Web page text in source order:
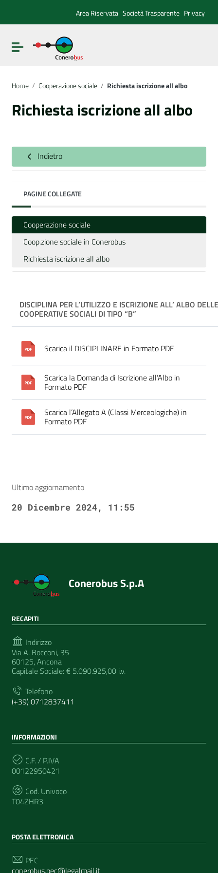
Vai al menu di navigazione
Vai al footer
Area Riservata Società Trasparente Privacy
Attiva / disattiva la navigazione
Home / Cooperazione sociale / Richiesta iscrizione all albo
Richiesta iscrizione all albo
Indietro
PAGINE COLLEGATE
Cooperazione sociale
Coop.zione sociale in Conerobus
Richiesta iscrizione all albo
DISCIPLINA PER L’UTILIZZO E ISCRIZIONE ALL’ ALBO DELLE
COOPERATIVE SOCIALI DI TIPO “B”
Scarica il DISCIPLINARE in Formato PDF
Scarica la Domanda di Iscrizione all’Albo in
Formato PDF
Scarica l’Allegato A (Classi Merceologiche) in
Formato PDF
Ultimo aggiornamento
20 Dicembre 2024, 11:55
Conerobus S.p.A
RECAPITI
Indirizzo
Via A. Bocconi, 35
60125, Ancona
Capitale Sociale: € 5.090.925,00 i.v.
Telefono
(+39) 0712837411
INFORMAZIONI
C.F. / P.IVA
00122950421
Cod. Univoco
T04ZHR3
POSTA ELETTRONICA
PEC
conerobus.pec@legalmail.it